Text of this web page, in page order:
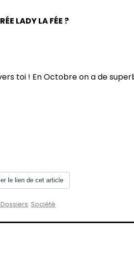
LADY LA FÉE ?
toi ! En Octobre on a de
le lien de cet article
, Société